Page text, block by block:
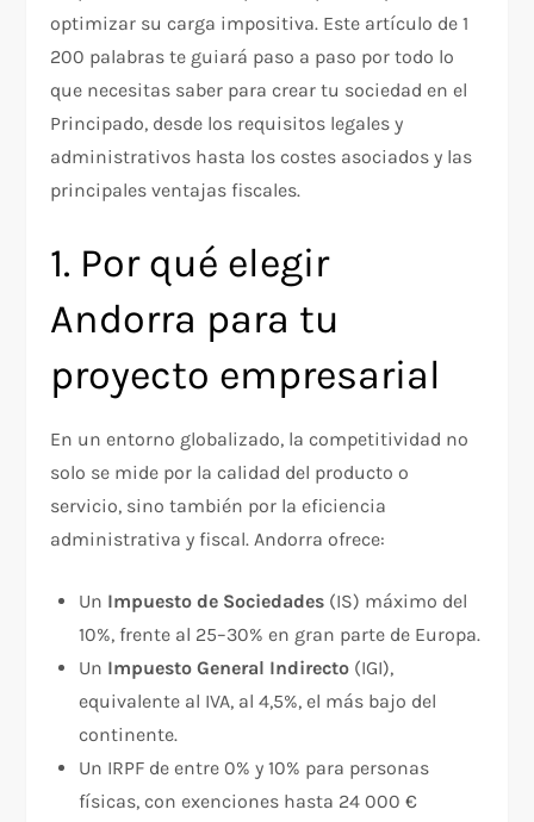
optimizar su carga impositiva. Este artículo de 1
200 palabras te guiará paso a paso por todo lo
que necesitas saber para crear tu sociedad en el
Principado, desde los requisitos legales y
administrativos hasta los costes asociados y las
principales ventajas fiscales.
1. Por qué elegir
Andorra para tu
proyecto empresarial
En un entorno globalizado, la competitividad no
solo se mide por la calidad del producto o
servicio, sino también por la eficiencia
administrativa y fiscal. Andorra ofrece:
Un Impuesto de Sociedades (IS) máximo del
10%, frente al 25–30% en gran parte de Europa.
Un Impuesto General Indirecto (IGI),
equivalente al IVA, al 4,5%, el más bajo del
continente.
Un IRPF de entre 0% y 10% para personas
físicas, con exenciones hasta 24 000 €